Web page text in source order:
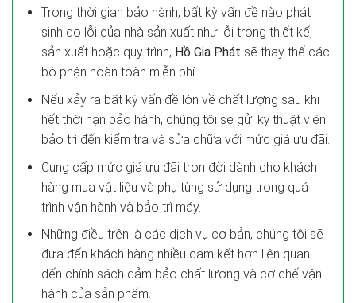
Trong thời gian bảo hành, bất kỳ vấn đề nào phát
sinh do lỗi của nhà sản xuất như lỗi trong thiết kế,
sản xuất hoặc quy trình, Hồ Gia Phát sẽ thay thế các
bộ phận hoàn toàn miễn phí.
Nếu xảy ra bất kỳ vấn đề lớn về chất lượng sau khi
hết thời hạn bảo hành, chúng tôi sẽ gửi kỹ thuật viên
bảo trì đến kiểm tra và sửa chữa với mức giá ưu đãi.
Cung cấp mức giá ưu đãi trọn đời dành cho khách
hàng mua vật liệu và phụ tùng sử dụng trong quá
trình vận hành và bảo trì máy.
Những điều trên là các dịch vụ cơ bản, chúng tôi sẽ
đưa đến khách hàng nhiều cam kết hơn liên quan
đến chính sách đảm bảo chất lượng và cơ chế vận
hành của sản phẩm.